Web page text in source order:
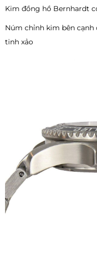
Kim đồng hồ Bernhardt
Núm chỉnh kim bên
tinh xảo